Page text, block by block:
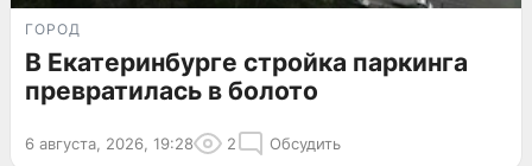
ГОРОД
В Екатеринбурге стройка паркинга
превратилась в болото
6 августа, 2026, 19:28 2 Обсудить